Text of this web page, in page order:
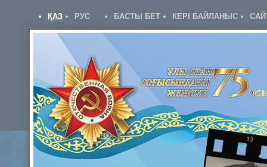
ҚАЗ РУС БАСТЫ БЕТ КЕРІ БАЙЛАНЫС